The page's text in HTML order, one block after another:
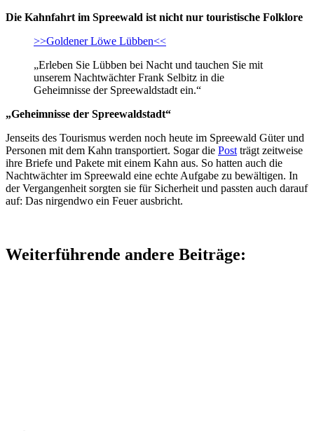
Die Kahnfahrt im Spreewald ist nicht nur touristische Folklore
>>Goldener Löwe Lübben<<
„Erleben Sie Lübben bei Nacht und tauchen Sie mit
unserem Nachtwächter Frank Selbitz in die
Geheimnisse der Spreewaldstadt ein.“
„Geheimnisse der Spreewaldstadt“
Jenseits des Tourismus werden noch heute im Spreewald Güter und
Personen mit dem Kahn transportiert. Sogar die Post trägt zeitweise
ihre Briefe und Pakete mit einem Kahn aus. So hatten auch die
Nachtwächter im Spreewald eine echte Aufgabe zu bewältigen. In
der Vergangenheit sorgten sie für Sicherheit und passten auch darauf
auf: Das nirgendwo ein Feuer ausbricht.
Weiterführende andere Beiträge: